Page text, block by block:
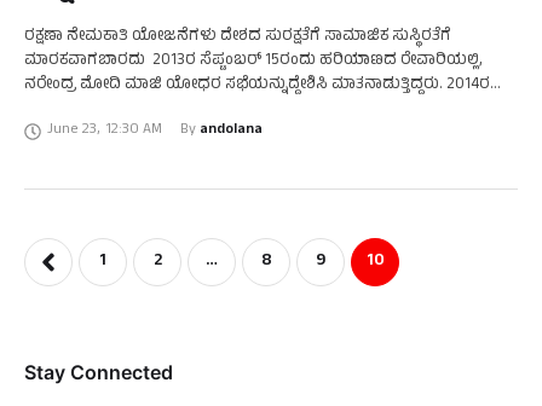
ರಕ್ಷಣಾ ನೇಮಕಾತಿ ಯೋಜನೆಗಳು ದೇಶದ ಸುರಕ್ಷತೆಗೆ ಸಾಮಾಜಿಕ ಸುಸ್ಥಿರತೆಗೆ
ಮಾರಕವಾಗಬಾರದು 2013ರ ಸೆಪ್ಟಂಬರ್‌ 15ರಂದು ಹರಿಯಾಣದ ರೇವಾರಿಯಲ್ಲಿ,
ನರೇಂದ್ರ ಮೋದಿ ಮಾಜಿ ಯೋಧರ ಸಭೆಯನ್ನುದ್ದೇಶಿಸಿ ಮಾತನಾಡುತ್ತಿದ್ದರು. 2014ರ
ಭಾಷಣದಲ್ಲಿ ನರೇಂದ್ರ ಮೋದಿ ಎಲ್ಲ …
June 23, 12:30 AM By andolana
1 2 … 8 9 10
Stay Connected​